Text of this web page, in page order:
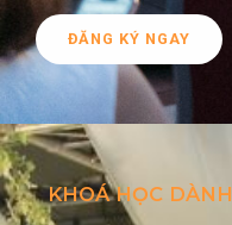
ĐĂNG KÝ NGAY
KHOÁ HỌC